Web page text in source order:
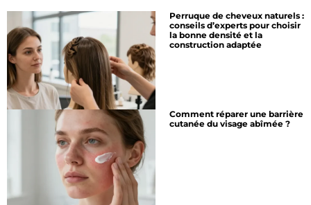
Perruque de cheveux naturels :
conseils d’experts pour choisir
la bonne densité et la
construction adaptée
Comment réparer une barrière
cutanée du visage abîmée ?